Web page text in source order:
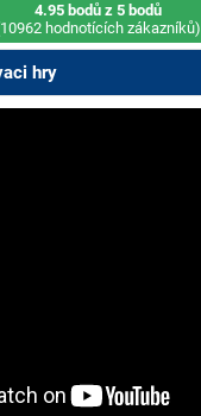
4.95 bodů z 5 bodů
hodnotících zákazníků)
hry